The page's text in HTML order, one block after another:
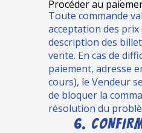
Procéder au
Toute commande
acceptation des prix
description des
vente. En cas de
paiement, adresse
cours), le Vendeur
de bloquer la
résolution du
6.